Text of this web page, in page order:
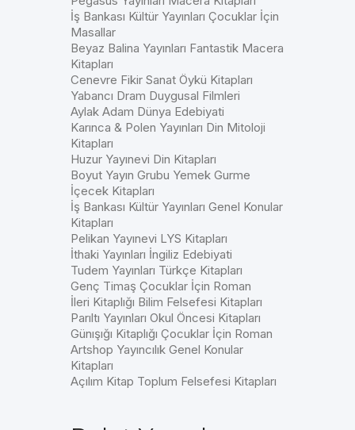
İş Bankası Kültür Yayınları Çocuklar İçin
Masallar
Beyaz Balina Yayınları Fantastik Macera
Kitapları
Cenevre Fikir Sanat Öykü Kitapları
Yabancı Dram Duygusal Filmleri
Aylak Adam Dünya Edebiyati
Karınca & Polen Yayınları Din Mitoloji
Kitapları
Huzur Yayınevi Din Kitapları
Boyut Yayın Grubu Yemek Gurme
İçecek Kitapları
İş Bankası Kültür Yayınları Genel Konular
Kitapları
Pelikan Yayınevi LYS Kitapları
İthaki Yayınları İngiliz Edebiyati
Tudem Yayınları Türkçe Kitapları
Genç Timaş Çocuklar İçin Roman
İleri Kitaplığı Bilim Felsefesi Kitapları
Parıltı Yayınları Okul Öncesi Kitapları
Günışığı Kitaplığı Çocuklar İçin Roman
Artshop Yayıncılık Genel Konular
Kitapları
Açılım Kitap Toplum Felsefesi Kitapları